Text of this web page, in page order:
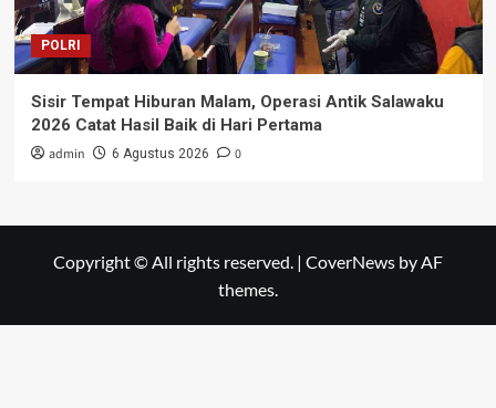
POLRI
Sisir Tempat Hiburan Malam, Operasi Antik Salawaku
2026 Catat Hasil Baik di Hari Pertama
admin 6 Agustus 2026 0
Copyright © All rights reserved. | CoverNews by AF
themes.